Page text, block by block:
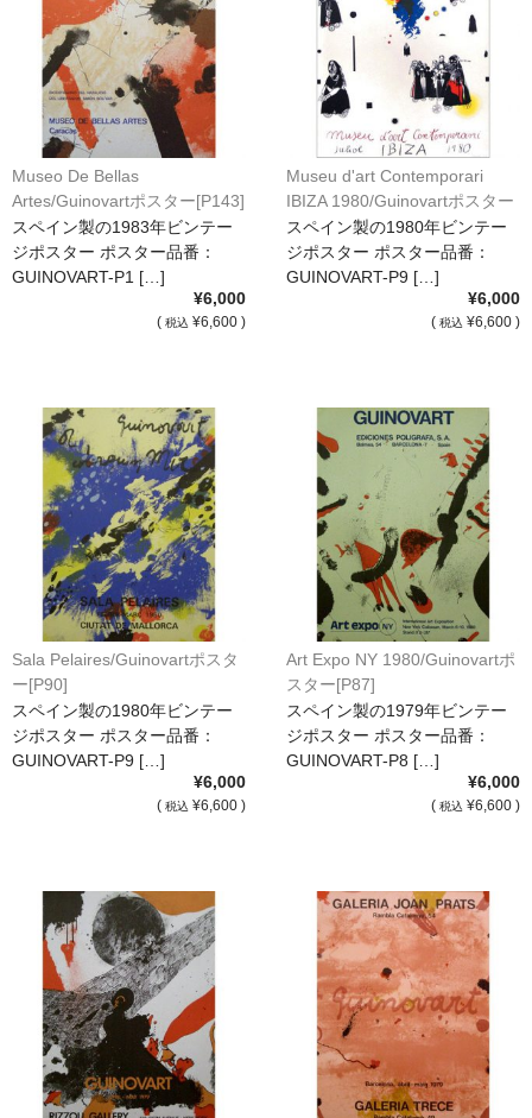
サイトマップ
オーダーメイド額装
額装のご相談・注文方法
額装参考作品
ショップ
Museo De Bellas
Artes/Guinovartポスター[P143]
スペイン製の1983年ビンテー
ジポスター ポスター品番：
GUINOVART-P1 […]
¥6,000
( 税込 ¥6,600 )
Museu d'art Contemporari
IBIZA 1980/Guinovartポスター
[P98]
スペイン製の1980年ビンテー
ジポスター ポスター品番：
GUINOVART-P9 […]
¥6,000
( 税込 ¥6,600 )
Sala Pelaires/Guinovartポスタ
ー[P90]
スペイン製の1980年ビンテー
ジポスター ポスター品番：
GUINOVART-P9 […]
¥6,000
( 税込 ¥6,600 )
Art Expo NY 1980/Guinovartポ
スター[P87]
スペイン製の1979年ビンテー
ジポスター ポスター品番：
GUINOVART-P8 […]
¥6,000
( 税込 ¥6,600 )